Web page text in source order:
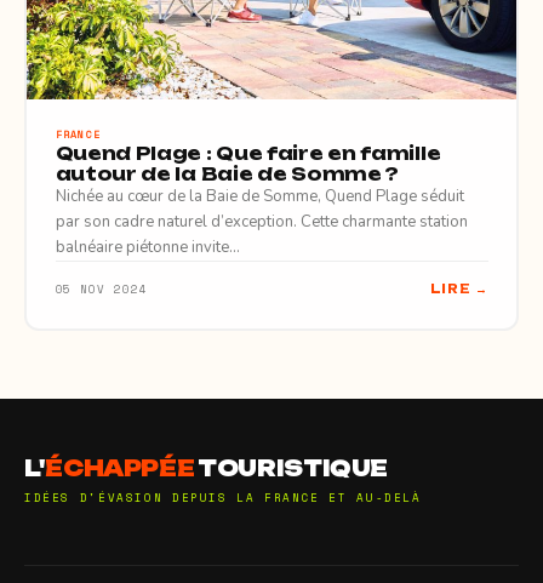
FRANCE
Quend Plage : Que faire en famille
autour de la Baie de Somme ?
Nichée au cœur de la Baie de Somme, Quend Plage séduit
par son cadre naturel d’exception. Cette charmante station
balnéaire piétonne invite…
05 NOV 2024 LIRE →
L'ÉCHAPPÉETOURISTIQUE
IDÉES D'ÉVASION DEPUIS LA FRANCE ET AU-DELÀ